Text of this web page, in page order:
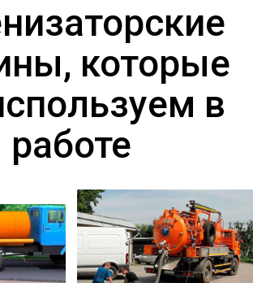
которые
в
работе